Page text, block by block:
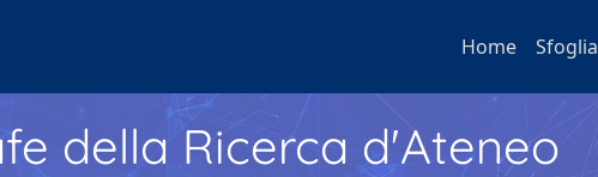
Home Sfoglia
della Ricerca d'Ateneo